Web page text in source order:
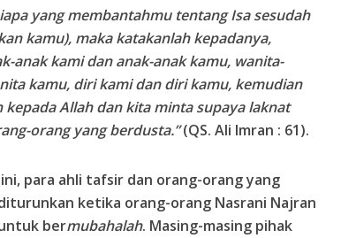
yang membantahmu tentang Isa sesudah
kamu), maka katakanlah kepadanya,
anak kami dan anak-anak kamu, wanita-
kamu, diri kami dan diri kamu, kemudian
Allah dan kita minta supaya laknat
orang yang berdusta.”(QS. Ali Imran : 61).
para ahli tafsir dan orang-orang yang
ketika orang-orang Nasrani Najran
bermubahalah. Masing-masing pihak